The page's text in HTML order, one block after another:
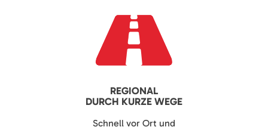
REGIONAL
DURCH KURZE WEGE
Schnell vor Ort und